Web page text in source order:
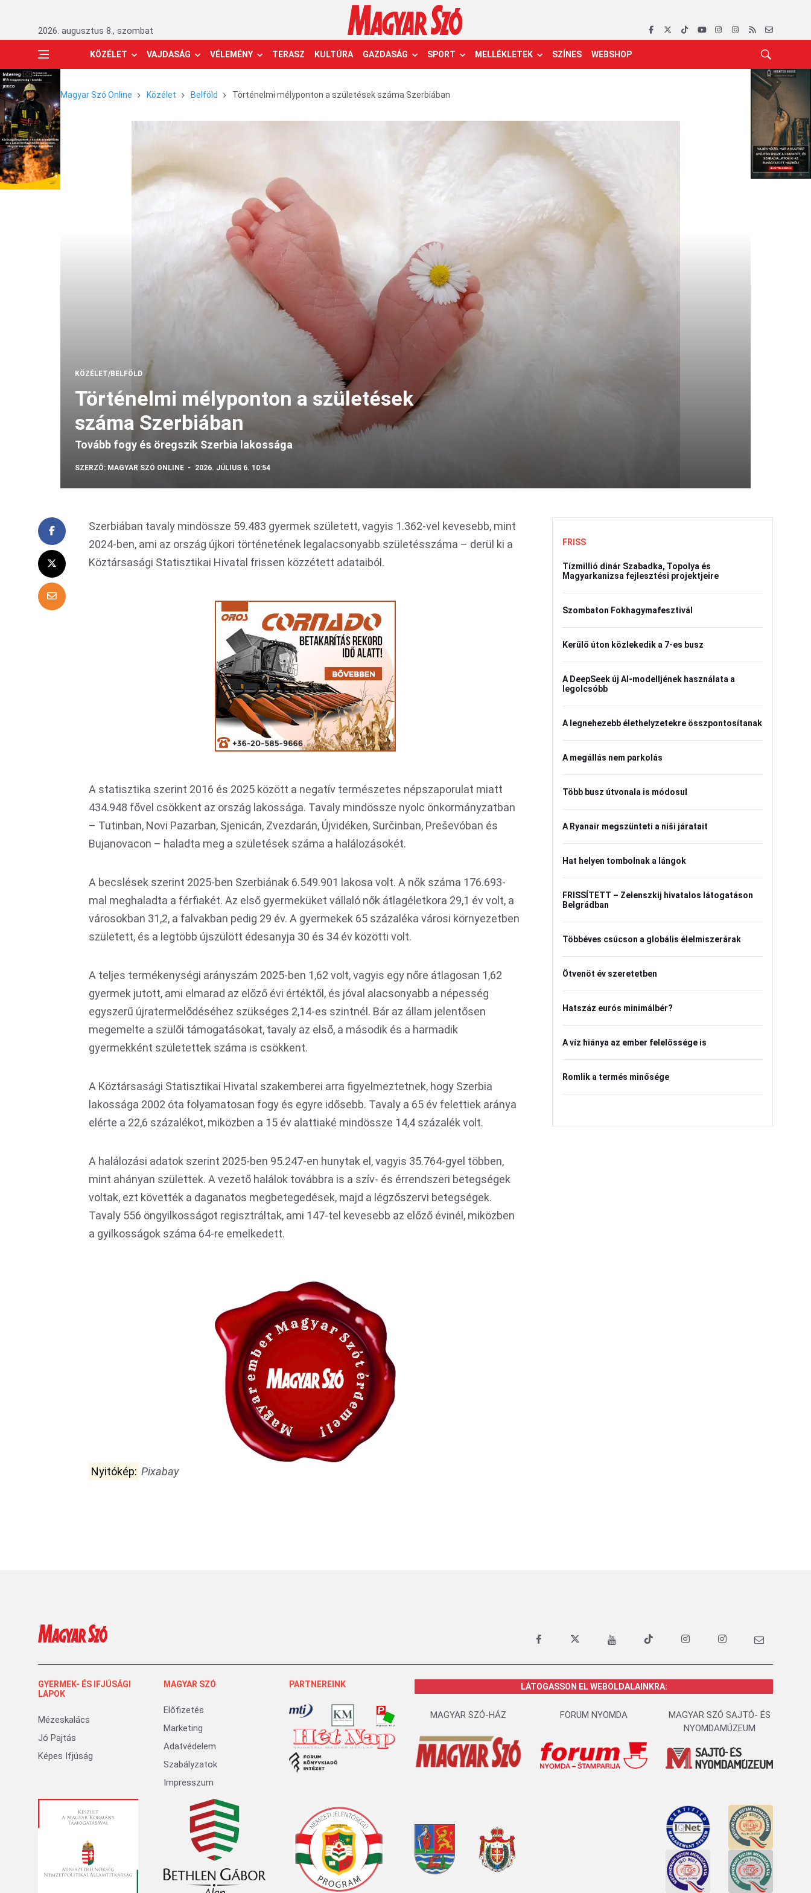
2026. augusztus 8., szombat
KÖZÉLET VAJDASÁG VÉLEMÉNY TERASZ KULTÚRA GAZDASÁG SPORT MELLÉKLETEK SZÍNES WEBSHOP
Magyar Szó Online Közélet Belföld Történelmi mélyponton a születések száma Szerbiában
KÖZÉLET/BELFÖLD
Történelmi mélyponton a születések
száma Szerbiában
Tovább fogy és öregszik Szerbia lakossága
SZERZŐ: MAGYAR SZÓ ONLINE 2026. JÚLIUS 6. 10:54
Szerbiában tavaly mindössze 59.483 gyermek született, vagyis 1.362-vel kevesebb, mint
2024-ben, ami az ország újkori történetének legalacsonyabb születésszáma – derül ki a
Köztársasági Statisztikai Hivatal frissen közzétett adataiból.
A statisztika szerint 2016 és 2025 között a negatív természetes népszaporulat miatt
434.948 fővel csökkent az ország lakossága. Tavaly mindössze nyolc önkormányzatban
– Tutinban, Novi Pazarban, Sjenicán, Zvezdarán, Újvidéken, Surčinban, Preševóban és
Bujanovacon – haladta meg a születések száma a halálozásokét.
A becslések szerint 2025-ben Szerbiának 6.549.901 lakosa volt. A nők száma 176.693-
mal meghaladta a férfiakét. Az első gyermeküket vállaló nők átlagéletkora 29,1 év volt, a
városokban 31,2, a falvakban pedig 29 év. A gyermekek 65 százaléka városi környezetben
született, és a legtöbb újszülött édesanyja 30 és 34 év közötti volt.
A teljes termékenységi arányszám 2025-ben 1,62 volt, vagyis egy nőre átlagosan 1,62
gyermek jutott, ami elmarad az előző évi értéktől, és jóval alacsonyabb a népesség
egyszerű újratermelődéséhez szükséges 2,14-es szintnél. Bár az állam jelentősen
megemelte a szülői támogatásokat, tavaly az első, a második és a harmadik
gyermekként születettek száma is csökkent.
A Köztársasági Statisztikai Hivatal szakemberei arra figyelmeztetnek, hogy Szerbia
lakossága 2002 óta folyamatosan fogy és egyre idősebb. Tavaly a 65 év felettiek aránya
elérte a 22,6 százalékot, miközben a 15 év alattiaké mindössze 14,4 százalék volt.
A halálozási adatok szerint 2025-ben 95.247-en hunytak el, vagyis 35.764-gyel többen,
mint ahányan születtek. A vezető halálok továbbra is a szív- és érrendszeri betegségek
voltak, ezt követték a daganatos megbetegedések, majd a légzőszervi betegségek.
Tavaly 556 öngyilkosságot regisztráltak, ami 147-tel kevesebb az előző évinél, miközben
a gyilkosságok száma 64-re emelkedett.
Nyitókép: Pixabay
FRISS
Tízmillió dinár Szabadka, Topolya és
Magyarkanizsa fejlesztési projektjeire
Szombaton Fokhagymafesztivál
Kerülő úton közlekedik a 7-es busz
A DeepSeek új AI-modelljének használata a
legolcsóbb
A legnehezebb élethelyzetekre összpontosítanak
A megállás nem parkolás
Több busz útvonala is módosul
A Ryanair megszünteti a niši járatait
Hat helyen tombolnak a lángok
FRISSÍTETT – Zelenszkij hivatalos látogatáson
Belgrádban
Többéves csúcson a globális élelmiszerárak
Ötvenöt év szeretetben
Hatszáz eurós minimálbér?
A víz hiánya az ember felelőssége is
Romlik a termés minősége
GYERMEK- ÉS IFJÚSÁGI
LAPOK
Mézeskalács
Jó Pajtás
Képes Ifjúság
MAGYAR SZÓ
Előfizetés
Marketing
Adatvédelem
Szabályzatok
Impresszum
PARTNEREINK LÁTOGASSON EL WEBOLDALAINKRA:
MAGYAR SZÓ-HÁZ FORUM NYOMDA
MAGYAR SZÓ SAJTÓ- ÉS
NYOMDAMÚZEUM